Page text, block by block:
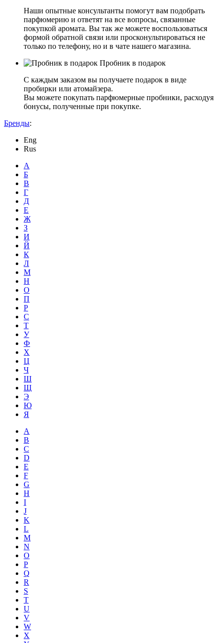
Наши опытные консультанты помогут вам подобрать
парфюмерию и ответят на все вопросы, связанные
покупкой аромата. Вы так же можете воспользоваться
формой обратной связи или просконультироваться не
только по телефону, но и в чате нашего магазина.
Пробник в подарок
С каждым заказом вы получаете подарок в виде
пробирки или атомайзера.
Вы можете покупать парфюмерные пробники, расходуя
бонусы, полученные при покупке.
Бренды:
Eng
Rus
А
Б
В
Г
Д
Е
Ж
З
И
Й
К
Л
М
Н
О
П
Р
С
Т
У
Ф
Х
Ц
Ч
Ш
Щ
Э
Ю
Я
A
B
C
D
E
F
G
H
I
J
K
L
M
N
O
P
Q
R
S
T
U
V
W
X